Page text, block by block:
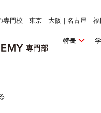
専門校 東京｜大阪｜名古屋｜福
特長